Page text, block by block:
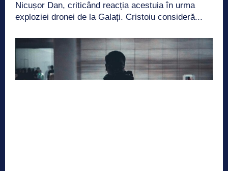
Nicușor Dan, criticând reacția acestuia în urma
exploziei dronei de la Galați. Cristoiu consideră...